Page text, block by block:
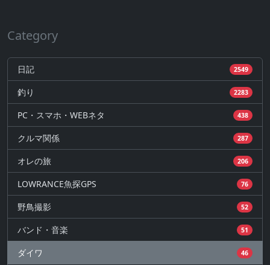
Category
日記 2549
釣り 2283
PC・スマホ・WEBネタ 438
クルマ関係 287
オレの旅 206
LOWRANCE魚探GPS 76
野鳥撮影 52
バンド・音楽 51
ダイワ 46